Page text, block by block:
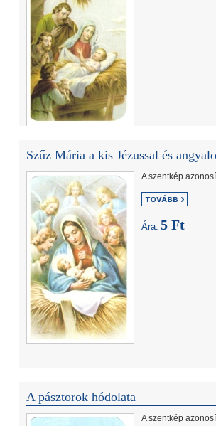
Szűz Mária a kis Jézussal és
A szentkép
Ára: 5 Ft
A pásztorok hódolata
A szentkép